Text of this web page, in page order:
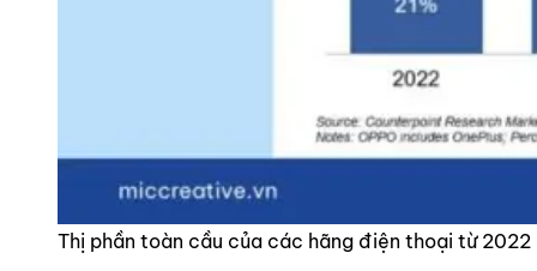
Thị phần toàn cầu của các hãng điện thoại từ